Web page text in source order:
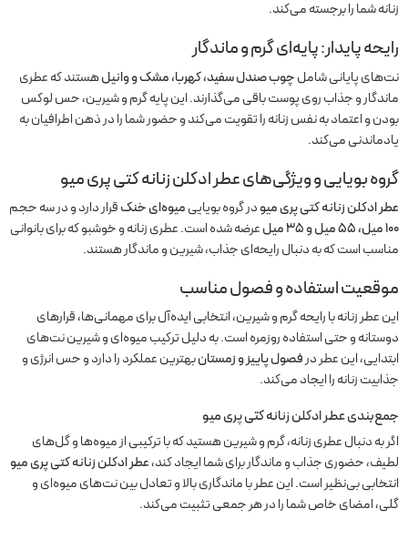
زنانه شما را برجسته می‌کند.
رایحه پایدار: پایه‌ای گرم و ماندگار
نت‌های پایانی شاملچوب صندل سفید، کهربا، مشک و وانیلهستند که عطری
ماندگار و جذاب روی پوست باقی می‌گذارند. این پایه گرم و شیرین، حس لوکس
بودن و اعتماد به نفس زنانه را تقویت می‌کند و حضور شما را در ذهن اطرافیان به
یادماندنی می‌کند.
گروه بویایی و ویژگی‌هایعطر ادکلن زنانه کتی پری میو
عطر ادکلن زنانه کتی پری میودر گروه بویاییمیوه‌ای خنکقرار دارد و در سه حجم
۱۰۰ میل، ۵۵ میل و ۳۵ میل
عرضه شده است. عطری زنانه و خوشبو که برای بانوانی
مناسب است که به دنبال رایحه‌ای جذاب، شیرین و ماندگار هستند.
موقعیت استفاده و فصول مناسب
این عطر زنانه با رایحه گرم و شیرین، انتخابی ایده‌آل برای مهمانی‌ها، قرارهای
دوستانه و حتی استفاده روزمره است. به دلیل ترکیب میوه‌ای و شیرین نت‌های
ابتدایی، این عطر درفصول پاییز و زمستانبهترین عملکرد را دارد و حس انرژی و
جذابیت زنانه را ایجاد می‌کند.
جمع‌بندیعطر ادکلن زنانه کتی پری میو
اگر به دنبال عطری زنانه، گرم و شیرین هستید که با ترکیبی از میوه‌ها و گل‌های
لطیف، حضوری جذاب و ماندگار برای شما ایجاد کند،عطر ادکلن زنانه کتی پری میو
انتخابی بی‌نظیر است. این عطر با ماندگاری بالا و تعادل بین نت‌های میوه‌ای و
گلی، امضای خاص شما را در هر جمعی تثبیت می‌کند.